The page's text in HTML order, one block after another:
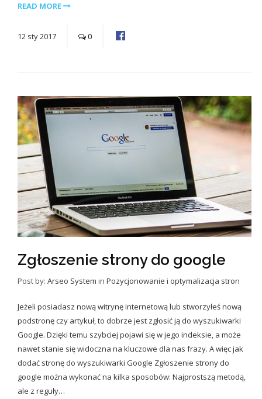
READ MORE
12 sty2017 0
Zgłoszenie strony do google
Post by: Arseo System in Pozycjonowanie i optymalizacja stron
Jeżeli posiadasz nową witrynę internetową lub stworzyłeś nową
podstronę czy artykuł, to dobrze jest zgłosić ją do wyszukiwarki
Google. Dzięki temu szybciej pojawi się w jego indeksie, a może
nawet stanie się widoczna na kluczowe dla nas frazy. A więc jak
dodać stronę do wyszukiwarki Google Zgłoszenie strony do
google można wykonać na kilka sposobów: Najprostszą metodą,
ale z reguły…